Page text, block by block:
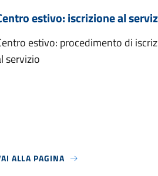
estivo: iscrizione al
estivo: procedimento di
servizio
ALLA PAGINA